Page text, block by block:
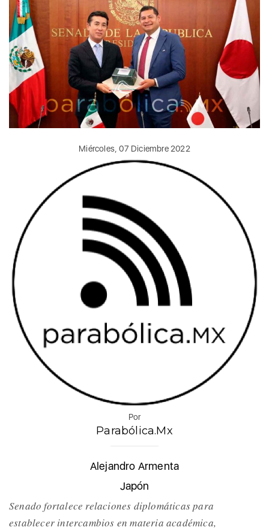
Miércoles, 07 Diciembre 2022
Por
Parabólica.Mx
Alejandro Armenta
Japón
Senado fortalece relaciones diplomáticas para
establecer intercambios en materia académica,